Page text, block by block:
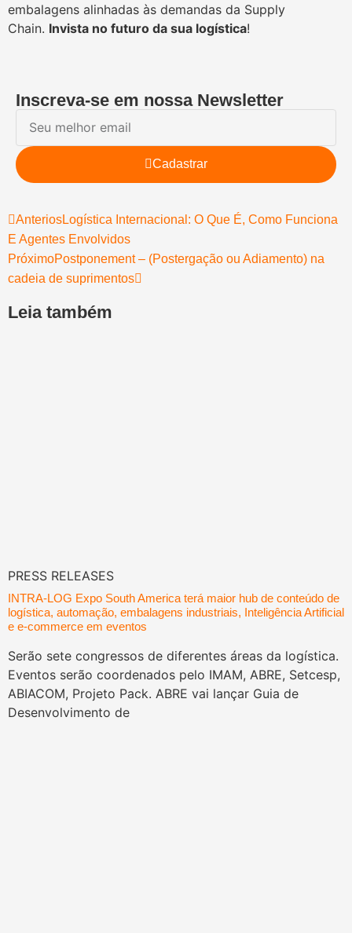
embalagens alinhadas às demandas da Supply
Chain. Invista no futuro da sua logística!
Inscreva-se em nossa Newsletter
Cadastrar
AnteriosLogística Internacional: O Que É, Como Funciona
E Agentes Envolvidos
PróximoPostponement – (Postergação ou Adiamento) na
cadeia de suprimentos
Leia também
PRESS RELEASES
INTRA-LOG Expo South America terá maior hub de conteúdo de
logística, automação, embalagens industriais, Inteligência Artificial
e e-commerce em eventos
Serão sete congressos de diferentes áreas da logística.
Eventos serão coordenados pelo IMAM, ABRE, Setcesp,
ABIACOM, Projeto Pack. ABRE vai lançar Guia de
Desenvolvimento de